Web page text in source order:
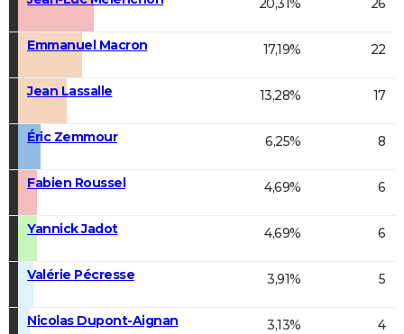
20,31% 26
Emmanuel Macron 17,19% 22
Jean Lassalle 13,28% 17
Éric Zemmour 6,25% 8
Fabien Roussel 4,69% 6
Yannick Jadot 4,69% 6
Valérie Pécresse 3,91% 5
Nicolas Dupont-Aignan 3,13% 4